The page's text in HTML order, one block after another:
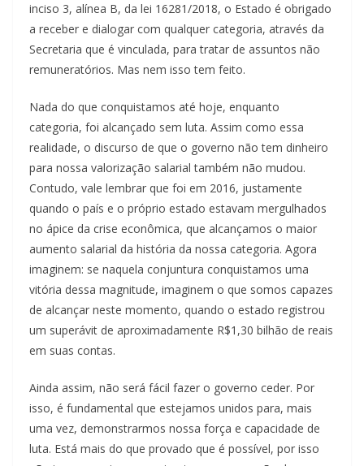
inciso 3, alínea B, da lei 16281/2018, o Estado é obrigado
a receber e dialogar com qualquer categoria, através da
Secretaria que é vinculada, para tratar de assuntos não
remuneratórios. Mas nem isso tem feito.
Nada do que conquistamos até hoje, enquanto
categoria, foi alcançado sem luta. Assim como essa
realidade, o discurso de que o governo não tem dinheiro
para nossa valorização salarial também não mudou.
Contudo, vale lembrar que foi em 2016, justamente
quando o país e o próprio estado estavam mergulhados
no ápice da crise econômica, que alcançamos o maior
aumento salarial da história da nossa categoria. Agora
imaginem: se naquela conjuntura conquistamos uma
vitória dessa magnitude, imaginem o que somos capazes
de alcançar neste momento, quando o estado registrou
um superávit de aproximadamente R$1,30 bilhão de reais
em suas contas.
Ainda assim, não será fácil fazer o governo ceder. Por
isso, é fundamental que estejamos unidos para, mais
uma vez, demonstrarmos nossa força e capacidade de
luta. Está mais do que provado que é possível, por isso